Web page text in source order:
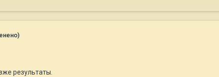
результаты.